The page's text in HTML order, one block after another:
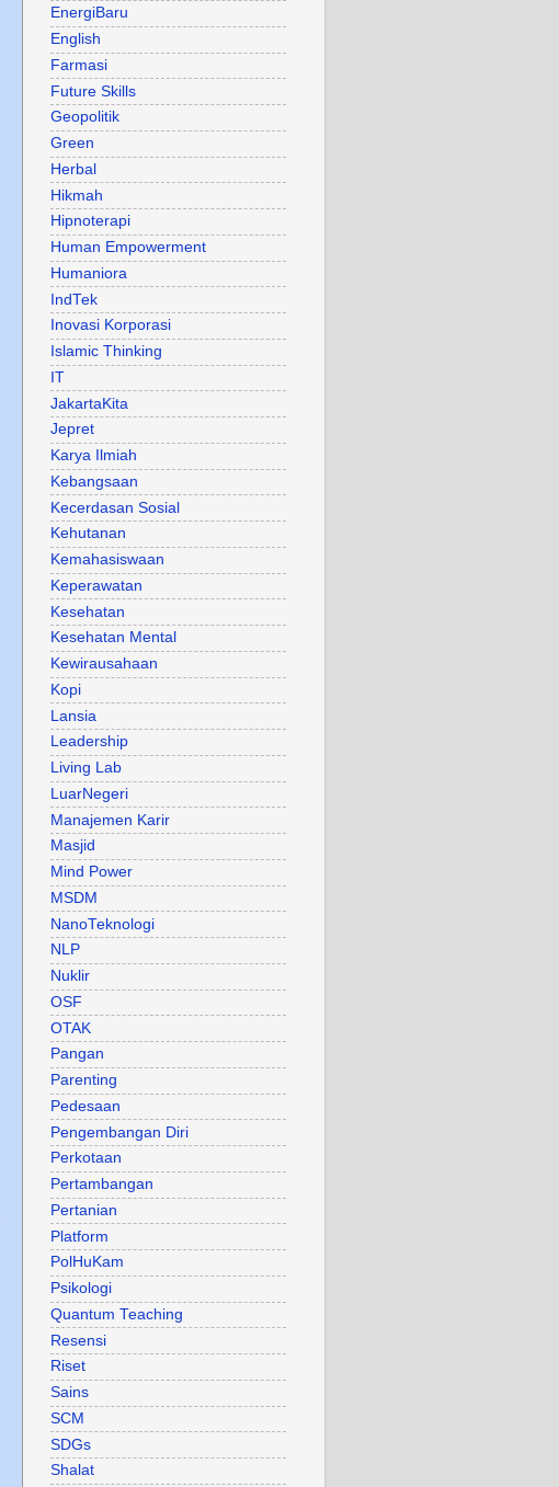
EnergiBaru
English
Farmasi
Future Skills
Geopolitik
Green
Herbal
Hikmah
Hipnoterapi
Human Empowerment
Humaniora
IndTek
Inovasi Korporasi
Islamic Thinking
IT
JakartaKita
Jepret
Karya Ilmiah
Kebangsaan
Kecerdasan Sosial
Kehutanan
Kemahasiswaan
Keperawatan
Kesehatan
Kesehatan Mental
Kewirausahaan
Kopi
Lansia
Leadership
Living Lab
LuarNegeri
Manajemen Karir
Masjid
Mind Power
MSDM
NanoTeknologi
NLP
Nuklir
OSF
OTAK
Pangan
Parenting
Pedesaan
Pengembangan Diri
Perkotaan
Pertambangan
Pertanian
Platform
PolHuKam
Psikologi
Quantum Teaching
Resensi
Riset
Sains
SCM
SDGs
Shalat